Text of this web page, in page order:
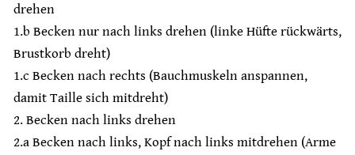
drehen
1.b Becken nur nach links drehen (linke Hüfte rückwärts,
Brustkorb dreht)
1.c Becken nach rechts (Bauchmuskeln anspannen,
damit Taille sich mitdreht)
2. Becken nach links drehen
2.a Becken nach links, Kopf nach links mitdrehen (Arme